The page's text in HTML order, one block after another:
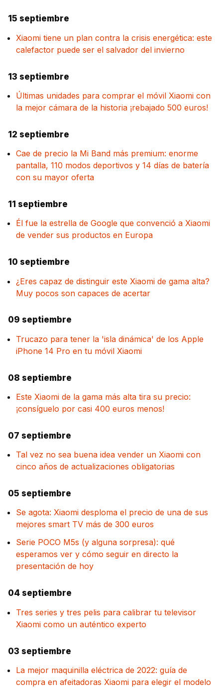
15 septiembre
Xiaomi tiene un plan contra la crisis energética: este
calefactor puede ser el salvador del invierno
13 septiembre
Últimas unidades para comprar el móvil Xiaomi con
la mejor cámara de la historia ¡rebajado 500 euros!
12 septiembre
Cae de precio la Mi Band más premium: enorme
pantalla, 110 modos deportivos y 14 días de batería
con su mayor oferta
11 septiembre
Él fue la estrella de Google que convenció a Xiaomi
de vender sus productos en Europa
10 septiembre
¿Eres capaz de distinguir este Xiaomi de gama alta?
Muy pocos son capaces de acertar
09 septiembre
Trucazo para tener la 'isla dinámica' de los Apple
iPhone 14 Pro en tu móvil Xiaomi
08 septiembre
Este Xiaomi de la gama más alta tira su precio:
¡consíguelo por casi 400 euros menos!
07 septiembre
Tal vez no sea buena idea vender un Xiaomi con
cinco años de actualizaciones obligatorias
05 septiembre
Se agota: Xiaomi desploma el precio de una de sus
mejores smart TV más de 300 euros
Serie POCO M5s (y alguna sorpresa): qué
esperamos ver y cómo seguir en directo la
presentación de hoy
04 septiembre
Tres series y tres pelis para calibrar tu televisor
Xiaomi como un auténtico experto
03 septiembre
La mejor maquinilla eléctrica de 2022: guía de
compra en afeitadoras Xiaomi para elegir el modelo